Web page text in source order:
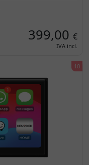
399,00 €
IVA incl.